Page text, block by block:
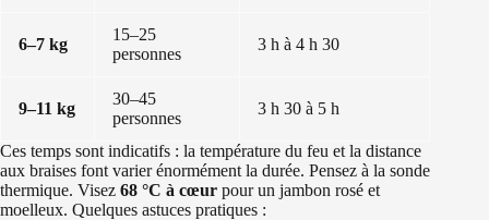
6–7 kg
15–25
personnes
3 h à 4 h 30
9–11 kg
30–45
personnes
3 h 30 à 5 h
Ces temps sont indicatifs : la température du feu et la distance
aux braises font varier énormément la durée. Pensez à la sonde
thermique. Visez 68 °C à cœur pour un jambon rosé et
moelleux. Quelques astuces pratiques :